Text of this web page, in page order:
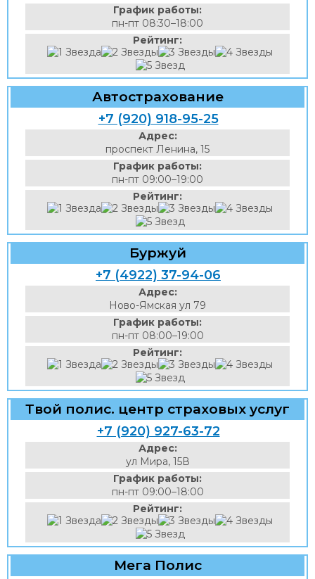
График работы:
пн-пт 08:30–18:00
Рейтинг:
Автострахование
+7 (920) 918-95-25
Адрес:
проспект Ленина, 15
График работы:
пн-пт 09:00–19:00
Рейтинг:
Буржуй
+7 (4922) 37-94-06
Адрес:
Ново-Ямская ул 79
График работы:
пн-пт 08:00–19:00
Рейтинг:
Твой полис. центр страховых услуг
+7 (920) 927-63-72
Адрес:
ул Мира, 15В
График работы:
пн-пт 09:00–18:00
Рейтинг:
Мега Полис